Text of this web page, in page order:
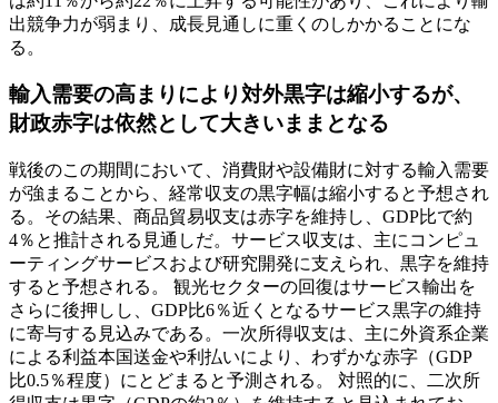
出競争力が弱まり、成長見通しに重くのしかかることにな
る。
輸入需要の高まりにより対外黒字は縮小するが、
財政赤字は依然として大きいままとなる
戦後のこの期間において、消費財や設備財に対する輸入需要
が強まることから、経常収支の黒字幅は縮小すると予想され
る。その結果、商品貿易収支は赤字を維持し、GDP比で約
4％と推計される見通しだ。サービス収支は、主にコンピュ
ーティングサービスおよび研究開発に支えられ、黒字を維持
すると予想される。 観光セクターの回復はサービス輸出を
さらに後押しし、GDP比6％近くとなるサービス黒字の維持
に寄与する見込みである。一次所得収支は、主に外資系企業
による利益本国送金や利払いにより、わずかな赤字（GDP
比0.5％程度）にとどまると予測される。 対照的に、二次所